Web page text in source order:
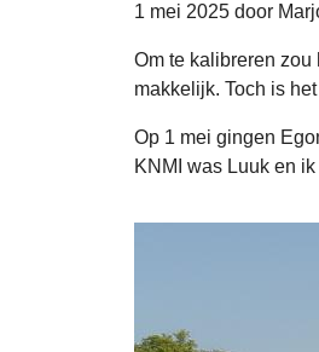
1 mei 2025 door
Om te kalibreren
makkelijk. Toch is
Op 1 mei gingen
KNMI was Luuk en